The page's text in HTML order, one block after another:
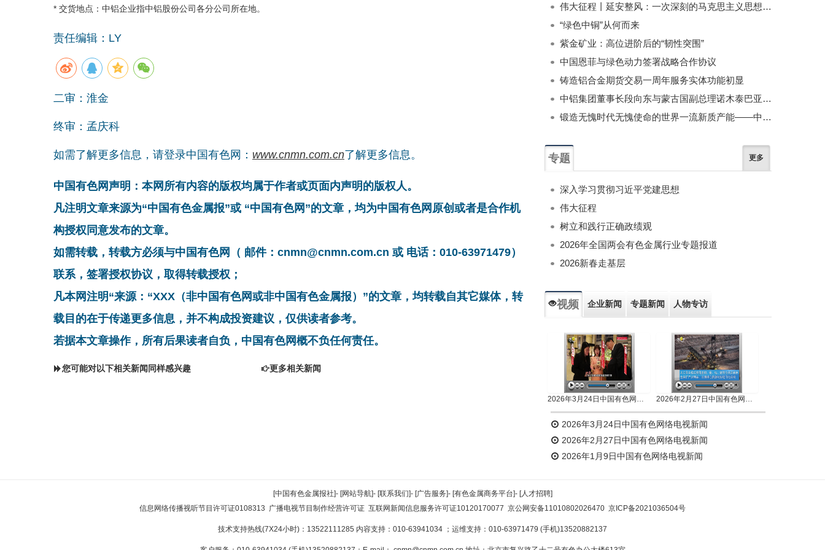
* 交货地点：中铝企业指中铝股份公司各分公司所在地。
责任编辑：LY
二审：淮金
终审：孟庆科
如需了解更多信息，请登录中国有色网： www.cnmn.com.cn了解更多信息。
中国有色网声明：本网所有内容的版权均属于作者或页面内声明的版权人。
凡注明文章来源为“中国有色金属报”或 “中国有色网”的文章，均为中国有色网原创或者是合作机
构授权同意发布的文章。
如需转载，转载方必须与中国有色网（ 邮件：cnmn@cnmn.com.cn 或 电话：010-63971479）
联系，签署授权协议，取得转载授权；
凡本网注明“来源：“XXX（非中国有色网或非中国有色金属报）”的文章，均转载自其它媒体，转
载目的在于传递更多信息，并不构成投资建议，仅供读者参考。
若据本文章操作，所有后果读者自负，中国有色网概不负任何责任。
您可能对以下相关新闻同样感兴趣 更多相关新闻
伟大征程丨延安整风：一次深刻的马克思主义思想教育运动
“绿色中铜”从何而来
紫金矿业：高位进阶后的“韧性突围”
中国恩菲与绿色动力签署战略合作协议
铸造铝合金期货交易一周年服务实体功能初显
中铝集团董事长段向东与蒙古国副总理诺木泰巴亚尔举行会谈
锻造无愧时代无愧使命的世界一流新质产能——中国有色金属工业的战略应对与破局之道（二）
专题 更多
深入学习贯彻习近平党建思想
伟大征程
树立和践行正确政绩观
2026年全国两会有色金属行业专题报道
2026新春走基层
视频 企业新闻 专题新闻 人物专访
2026年3月24日中国有色网络电视新闻 2026年2月27日中国有色网络电视新闻
2026年3月24日中国有色网络电视新闻
2026年2月27日中国有色网络电视新闻
2026年1月9日中国有色网络电视新闻
[中国有色金属报社]- [网站导航]- [联系我们]- [广告服务]- [有色金属商务平台]- [人才招聘]
信息网络传播视听节目许可证0108313 广播电视节目制作经营许可证 互联网新闻信息服务许可证10120170077 京公网安备11010802026470 京ICP备2021036504号
技术支持热线(7X24小时)：13522111285 内容支持：010-63941034 ；运维支持：010-63971479 (手机)13520882137